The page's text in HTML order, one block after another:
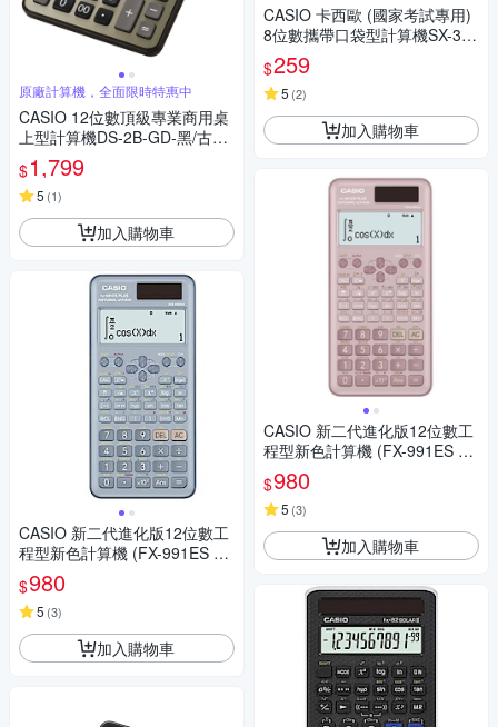
原廠計算機，全面限時特惠中
CASIO 12位數頂級專業商用桌
上型計算機DS-2B-GD-黑/古銅
金色
$1,799
5 (1)
加入購物車
CASIO 新二代進化版12位數工
程型新色計算機 (FX-991ES PL
US-2-BU)藍色
$980
5 (3)
加入購物車
CASIO 卡西歐 (國家考試專用)
8位數攜帶口袋型計算機SX-300
$259
5 (2)
加入購物車
CASIO 新二代進化版12位數工
程型新色計算機 (FX-991ES PL
US-2-PK)莫蘭迪藕粉紅色
$980
5 (3)
加入購物車